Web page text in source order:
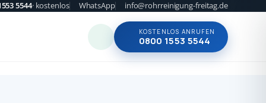
5544· kostenlos WhatsApp info@rohrreinigung-freitag.de
KOSTENLOS ANRUFEN
0800 1553 5544